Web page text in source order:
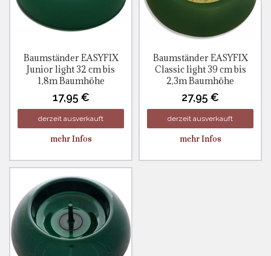
Baumständer EASYFIX
Junior light 32 cm bis
1,8m Baumhöhe
17,95 €
derzeit ausverkauft
mehr Infos
Baumständer EASYFIX
Classic light 39 cm bis
2,3m Baumhöhe
27,95 €
derzeit ausverkauft
mehr Infos